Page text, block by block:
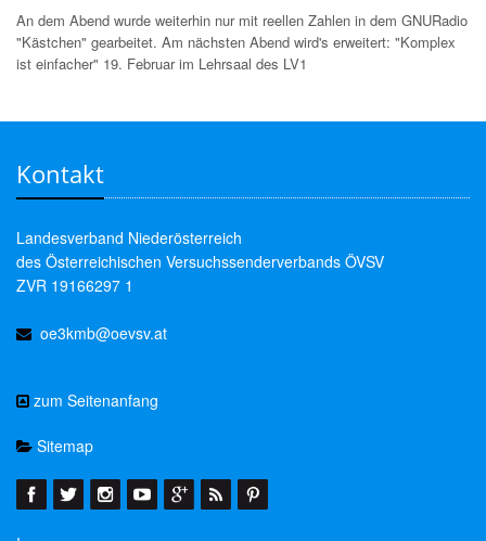
An dem Abend wurde weiterhin nur mit reellen Zahlen in dem GNURadio
"Kästchen" gearbeitet. Am nächsten Abend wird's erweitert: "Komplex
ist einfacher" 19. Februar im Lehrsaal des LV1
Kontakt
Landesverband Niederösterreich
des Österreichischen Versuchssenderverbands ÖVSV
ZVR 19166297 1
oe3kmb@oevsv.at
zum Seitenanfang
Sitemap